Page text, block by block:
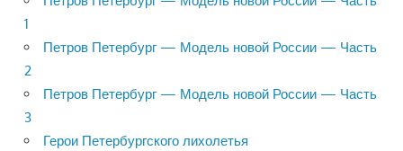
1
Петров Петербург — Модель новой России — Часть
2
Петров Петербург — Модель новой России — Часть
3
Герои Петербургского лихолетья